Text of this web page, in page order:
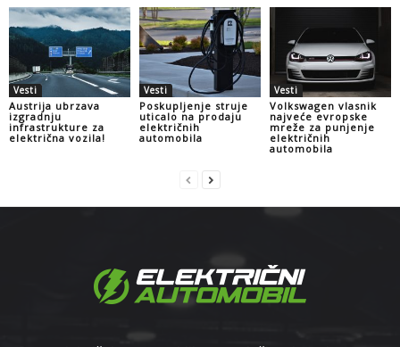
Vesti
Austrija ubrzava
izgradnju
infrastrukture za
električna vozila!
Vesti
Poskupljenje struje
uticalo na prodaju
električnih
automobila
Vesti
Volkswagen vlasnik
najveće evropske
mreže za punjenje
električnih
automobila